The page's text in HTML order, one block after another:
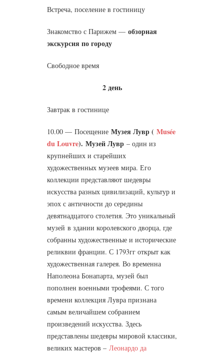
Встреча, поселение в гостиницу
Знакомство с Парижем — обзорная
экскурсия по городу
Свободное время
2 день
Завтрак в гостинице
10.00 — Посещение Музея Лувр ( Musée
du Louvre). Музей Лувр – один из
крупнейших и старейших
художественных музеев мира. Его
коллекции представляют шедевры
искусства разных цивилизаций, культур и
эпох с античности до середины
девятнадцатого столетия. Это уникальный
музей в здании королевского дворца, где
собранны художественные и исторические
реликвии франции. С 1793гг открыт как
художественная галерея. Во временна
Наполеона Бонапарта, музей был
пополнен военными трофеями. С того
времени коллекция Лувра признана
самым величайшем собранием
произведений искусства. Здесь
представлены шедевры мировой классики,
великих мастеров – Леонардо да